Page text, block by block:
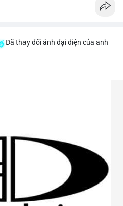
Đã thay đổi ảnh đại diện của anh